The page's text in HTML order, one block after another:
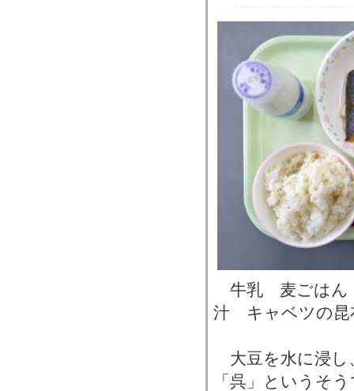
牛乳 麦ごはん
汁 キャベツの昆
大豆を水に浸し
「呉」というそ